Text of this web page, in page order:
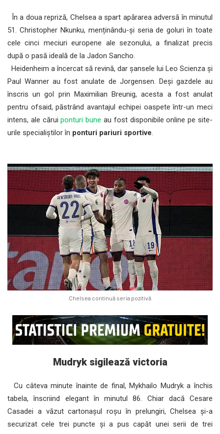
În a doua repriză, Chelsea a spart apărarea adversă în minutul
51. Christopher Nkunku, menținându-și seria de goluri în toate
cele cinci meciuri europene ale sezonului, a finalizat precis
după o pasă ideală de la Jadon Sancho.
Heidenheim a încercat să revină, dar șansele lui Leo Scienza și
Paul Wanner au fost anulate de Jorgensen. Deși gazdele au
înscris un gol prin Maximilian Breunig, acesta a fost anulat
pentru ofsaid, păstrând avantajul echipei oaspete într-un meci
intens, ale căruiponturi bune au fost disponibile online pe site-
urile specialiștilor în ponturi pariuri sportive.
Chelsea continuă seria pozitivă
Mudryk sigilează victoria
Cu câteva minute înainte de final, Mykhailo Mudryk a închis
tabela, înscriind elegant în minutul 86. Chiar dacă Cesare
Casadei a văzut cartonașul roșu în prelungiri, Chelsea și-a
securizat cele trei puncte și a pus capăt unei serii de trei